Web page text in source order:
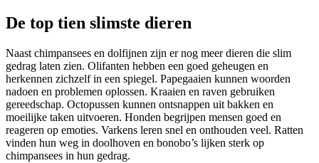
De top tien slimste dieren
Naast chimpansees en dolfijnen zijn er nog meer dieren die slim
gedrag laten zien. Olifanten hebben een goed geheugen en
herkennen zichzelf in een spiegel. Papegaaien kunnen woorden
nadoen en problemen oplossen. Kraaien en raven gebruiken
gereedschap. Octopussen kunnen ontsnappen uit bakken en
moeilijke taken uitvoeren. Honden begrijpen mensen goed en
reageren op emoties. Varkens leren snel en onthouden veel. Ratten
vinden hun weg in doolhoven en bonobo’s lijken sterk op
chimpansees in hun gedrag.